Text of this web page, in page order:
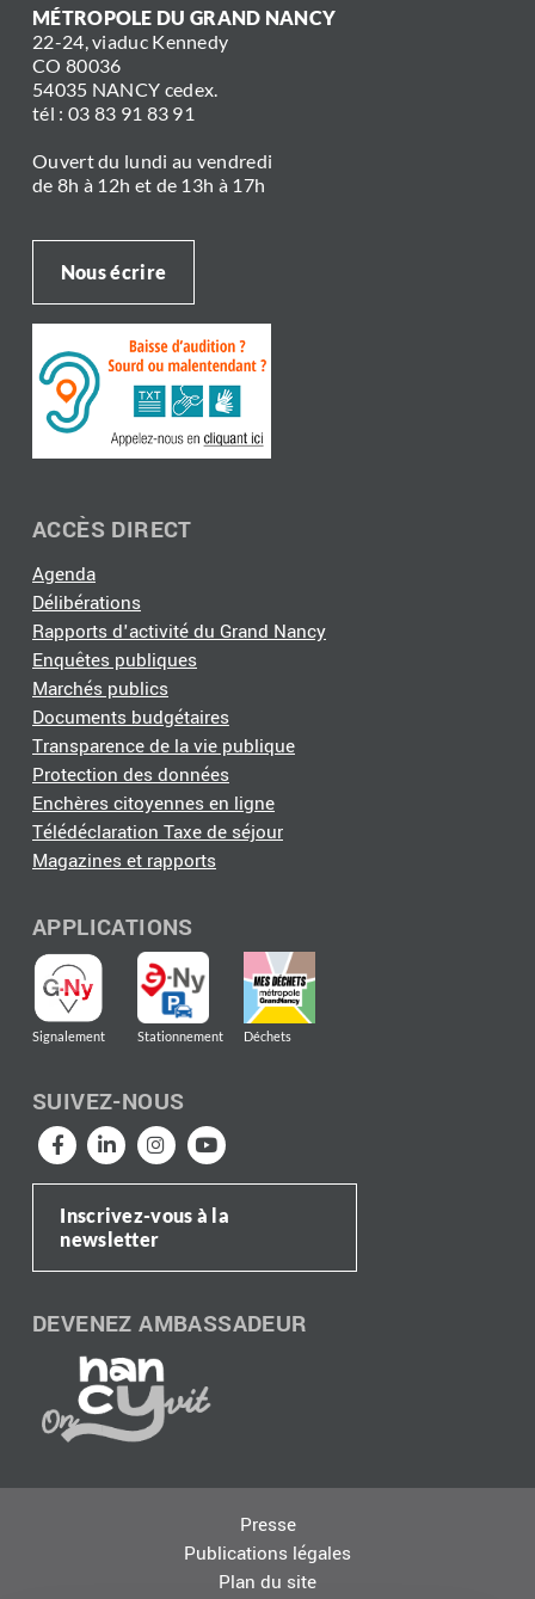
MÉTROPOLE DU GRAND NANCY
22-24, viaduc Kennedy
CO 80036
54035 NANCY cedex.
tél : 03 83 91 83 91
Ouvert du lundi au vendredi
de 8h à 12h et de 13h à 17h
Nous écrire
ACCÈS DIRECT
Agenda
Délibérations
Rapports d'activité du Grand Nancy
Enquêtes publiques
Marchés publics
Documents budgétaires
Transparence de la vie publique
Protection des données
Enchères citoyennes en ligne
Télédéclaration Taxe de séjour
Magazines et rapports
APPLICATIONS
Signalement Stationnement Déchets
SUIVEZ-NOUS
Inscrivez-vous à la
newsletter
DEVENEZ AMBASSADEUR
Presse
Publications légales
Plan du site